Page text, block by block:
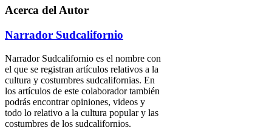
Acerca del Autor
Narrador Sudcalifornio
Narrador Sudcalifornio es el nombre con
el que se registran artículos relativos a la
cultura y costumbres sudcalifornias. En
los artículos de este colaborador también
podrás encontrar opiniones, videos y
todo lo relativo a la cultura popular y las
costumbres de los sudcalifornios.